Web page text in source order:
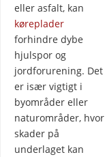
eller asfalt, kan
køreplader
forhindre dybe
hjulspor og
jordforurening. Det
er især vigtigt i
byområder eller
naturområder, hvor
skader på
underlaget kan